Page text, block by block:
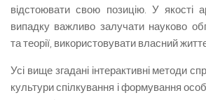
відстоювати свою позицію. У якості
випадку важливо залучати науково
та теорії, використовувати власний
Усі вище згадані інтерактивні методи
культури спілкування і формування